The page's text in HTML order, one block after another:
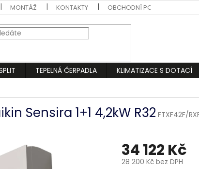
MONTÁŽ KONTAKTY OBCHODNÍ PODMÍNKY
TEPELNÁ ČERPADLA KLIMATIZACE S DOTACÍ
Sensira 1+1 4,2kW R32 FTXF42F/
34 122 Kč
28 200 Kč bez DPH